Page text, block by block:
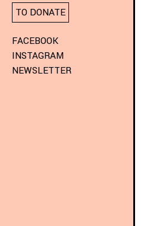
TO DONATE
FACEBOOK
INSTAGRAM
NEWSLETTER